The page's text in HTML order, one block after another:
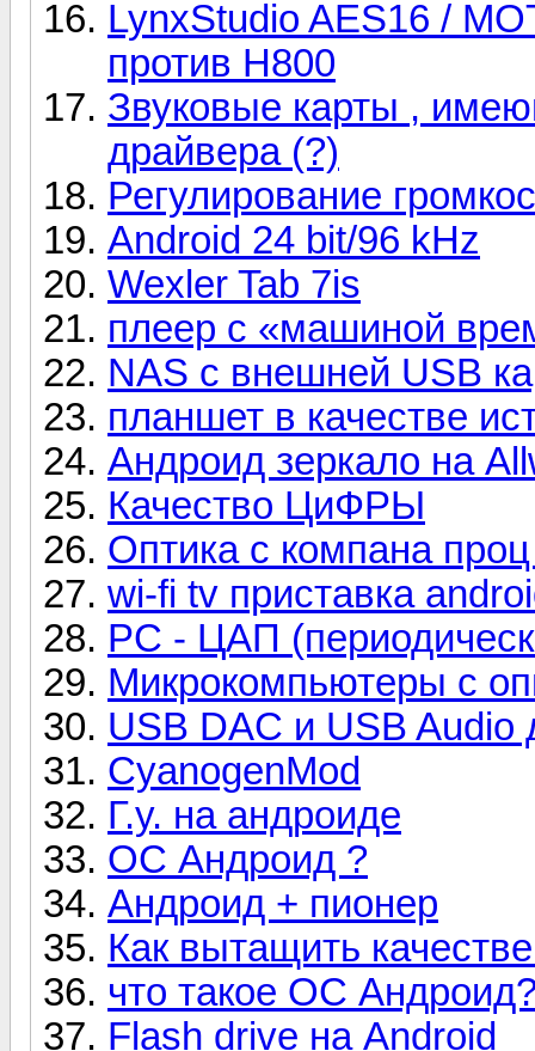
LynxStudio AES16 /
против Н800
Звуковые карты ,
драйвера (?)
Регулирование
Android 24 bit/96 kHz
Wexler Tab 7is
плеер с «машиной
NAS с внешней USB
планшет в качестве
Андроид зеркало на
Качество ЦиФРЫ
Оптика с компана
wi-fi tv приставка
PC - ЦАП
Микрокомпьютеры с
USB DAC и USB Audio
CyanogenMod
Г.у. на андроиде
ОС Андроид ?
Андроид + пионер
Как вытащить
что такое ОС
Flash drive на Android